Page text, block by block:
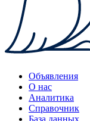
Объявления
О нас
Аналитика
Справочник
База данных